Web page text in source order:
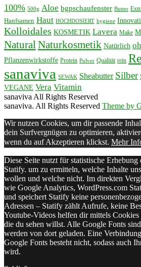
100% 500g Aloe bgpschaufenster Butter
Hanfsamen Haut HOCHDOSIERT hygiene
Kolloidales KOSMETIK Lavera Make
Natural Naturkosmetik Natürlich
Pflanzenwirkstoffe Protein Pulver Qualität rein
sanaviva SEWAK Sheabutter Silber
VEGANE Vera Vitamin
sanaviva All Rights Reserved
sanaviva. All Rights Reserved Theme by
Wir nutzen Cookies, um dir passende
dein Surfvergnügen zu optimieren,
wenn du auf Akzeptieren klickst. Mehr
Diese Seite nutzt für statistische Erhebung
Statify. um zu ermitteln, welche Inhalte
wollen und welche nicht. Im direkten
wie Google Analytics, WordPress.com
und speichert Statify keine
Adressen – Statify zählt Aufrufe, keine
Youtube-Videos helfen dir mittels Cookies
die du sehen willst. Alle Google Fonts
werden von dort geladen. Eine
Google Fonts besteht nicht, sodass auch
wird.